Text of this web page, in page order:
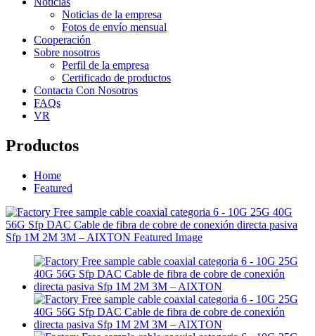
Noticias de la empresa
Fotos de envío mensual
Cooperación
Sobre nosotros
Perfil de la empresa
Certificado de productos
Contacta Con Nosotros
FAQs
VR
Productos
Home
Featured